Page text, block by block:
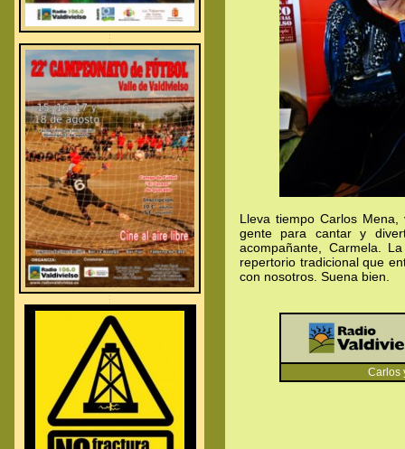
.
.
.
.
.
.
Lleva tiempo Carlos
gente para cantar y
acompañante, Carmela.
repertorio tradicional que
con nosotros. Suena bien.
Carlos y